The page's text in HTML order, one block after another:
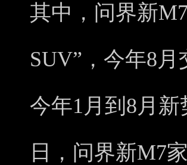
其中，问界新
SUV”，今年8
今年1月到8月
日，问界新M7